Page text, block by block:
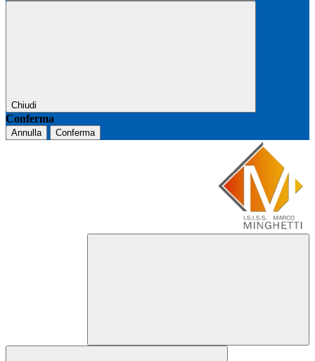
Chiudi
Conferma
Annulla Conferma